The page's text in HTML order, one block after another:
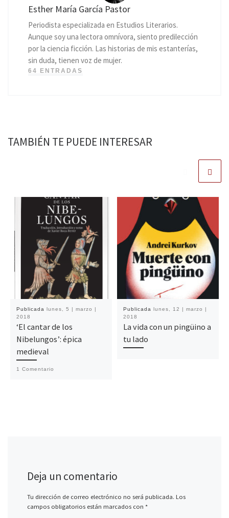
Esther María García Pastor
Periodista especializada en Estudios Literarios.
Aunque soy una lectora omnívora, siento predilección
por la ciencia ficción. Las historias de mis estanterías,
sin duda, tienen voz de mujer.
64 ENTRADAS
TAMBIÉN TE PUEDE INTERESAR
Publicada lunes, 5 | marzo |
2018
‘El cantar de los
Nibelungos’: épica
medieval
1 Comentario
Publicada lunes, 12 | marzo |
2018
La vida con un pingüino a
tu lado
Deja un comentario
Tu dirección de correo electrónico no será publicada. Los
campos obligatorios están marcados con *